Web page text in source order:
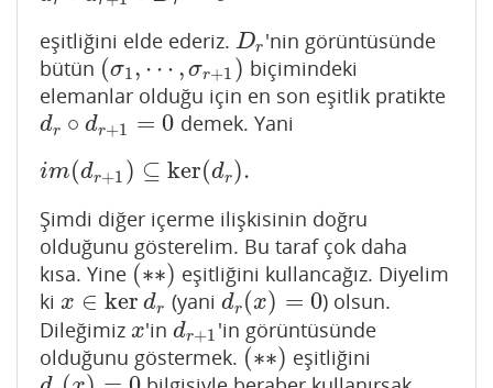
eşitliğini elde ederiz. Dr
Dr 'nin görüntüsünde
bütün (σ1, ⋯ , σr+1 )
(σ1, ⋯ σr +1)
biçimindeki
elemanlar olduğu için en son eşitlik pratikte
dr ∘ dr+1 = 0
dr∘d r+1= demek. Yani
im(dr+1 ) ⊆ ker(dr ).
im(dr+ 1 ⊆ker(dr).
Şimdi diğer içerme ilişkisinin doğru
olduğunu gösterelim. Bu taraf çok daha
kısa. Yine (∗∗)
(∗∗) eşitliğini kullancağız. Diyelim
ki x ∈ ker dr
x∈kerdr (yani dr (x) = 0
dr(x)=0
) olsun.
Dileğimiz x
x 'in dr+1
dr+1 'in görüntüsünde
olduğunu göstermek. (∗∗)
(∗∗) eşitliğini